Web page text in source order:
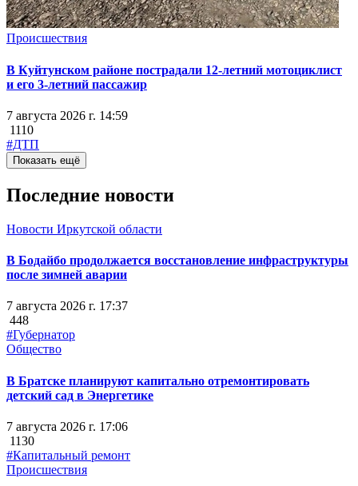
Происшествия
В Куйтунском районе пострадали 12-летний мотоциклист
и его 3-летний пассажир
7 августа 2026 г. 14:59
1110
#ДТП
Показать ещё
Последние новости
Новости Иркутской области
В Бодайбо продолжается восстановление инфраструктуры
после зимней аварии
7 августа 2026 г. 17:37
448
#Губернатор
Общество
В Братске планируют капитально отремонтировать
детский сад в Энергетике
7 августа 2026 г. 17:06
1130
#Капитальный ремонт
Происшествия